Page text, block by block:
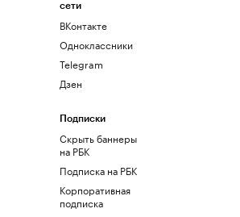
сети
ВКонтакте
Одноклассники
Telegram
Дзен
Подписки
Скрыть баннеры
на РБК
Подписка на РБК
Корпоративная
подписка